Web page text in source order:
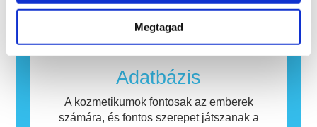
Megtagad
beleértve a potenciális endokrin zavarokat
amelyek a legtöbb ember számára
ártalmatlanok. Az allergiás reakciót kiváltó
és testápolási termékek olyan összetevőket
tartalmazhatnak, amelyek egyes emberek
számára allergiát okozhatnak. Ez nem jelenti
azt, hogy a termék mások számára nem
biztonságos.
Adatbázis
A kozmetikumok fontosak az emberek
számára, és fontos szerepet játszanak a